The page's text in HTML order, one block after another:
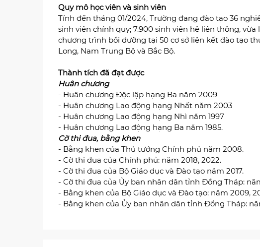
Quy mô học viên và sinh viên
Tính đến tháng 01/2024, Trường đang đào tạo 36
sinh viên chính quy; 7.900 sinh viên hệ liên thông,
chương trình bồi dưỡng tại 50 cơ sở liên kết đào tạo
Long, Nam Trung Bộ và Bắc Bộ.
Thành tích đã đạt được
Huân chương
- Huân chương Độc lập hạng Ba năm 2009
- Huân chương Lao động hạng Nhất năm 2003
- Huân chương Lao động hạng Nhì năm 1997
- Huân chương Lao động hạng Ba năm 1985.
Cờ thi đua, bằng khen
- Bằng khen của Thủ tướng Chính phủ năm 2008.
- Cờ thi đua của Chính phủ: năm 2018, 2022.
- Cờ thi đua của Bộ Giáo dục và Đào tạo năm 2017.
- Cờ thi đua của Ủy ban nhân dân tỉnh Đồng Tháp:
- Bằng khen của Bộ Giáo dục và Đào tạo: năm 2009,
- Bằng khen của Ủy ban nhân dân tỉnh Đồng Tháp: năm